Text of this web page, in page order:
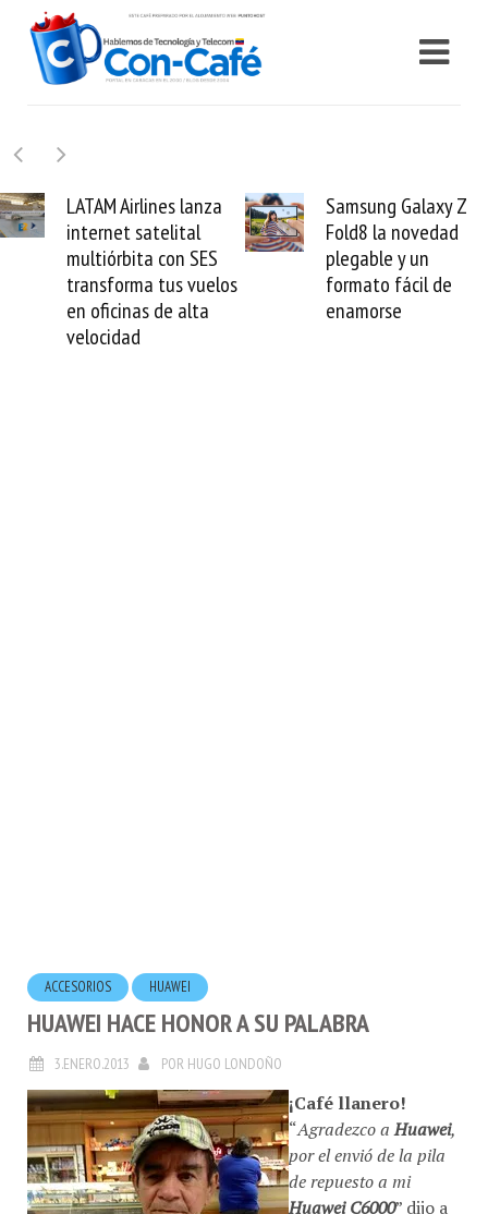
lanza
vuelos
Samsung Galaxy Z
Fold8 la novedad
plegable y un
formato fácil de
enamorse
Cashea
millones
valida el
ACCESORIOS HUAWEI
HUAWEI HACE HONOR A SU PALABRA
“Agradezco aHuawei
por el envió de la pila
de repuesto a mi
Huawei C6000” dijo a